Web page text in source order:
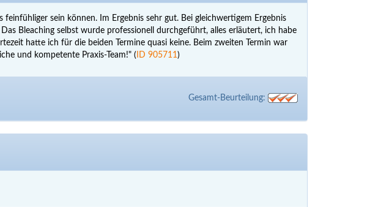
sein können. Im Ergebnis sehr gut. Bei gleichwertigem Ergebnis
Bleaching selbst wurde professionell durchgeführt, alles erläutert, ich habe
hatte ich für die beiden Termine quasi keine. Beim zweiten Termin war
und kompetente Praxis-Team!" ( ID 905711)
Gesamt-Beurteilung: